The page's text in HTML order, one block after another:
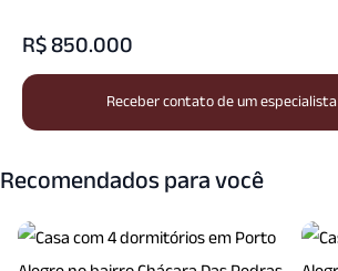
R$ 850.000
Receber contato de um especialista
Recomendados para você